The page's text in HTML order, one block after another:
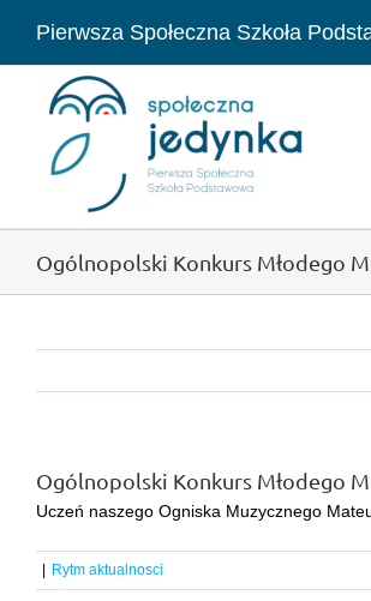
zawartości
Pierwsza Społeczna Szkoła
Ogólnopolski Konkurs Młodego
Ogólnopolski Konkurs Młodego
Uczeń naszego Ogniska Muzycznego
Rytm aktualnosci